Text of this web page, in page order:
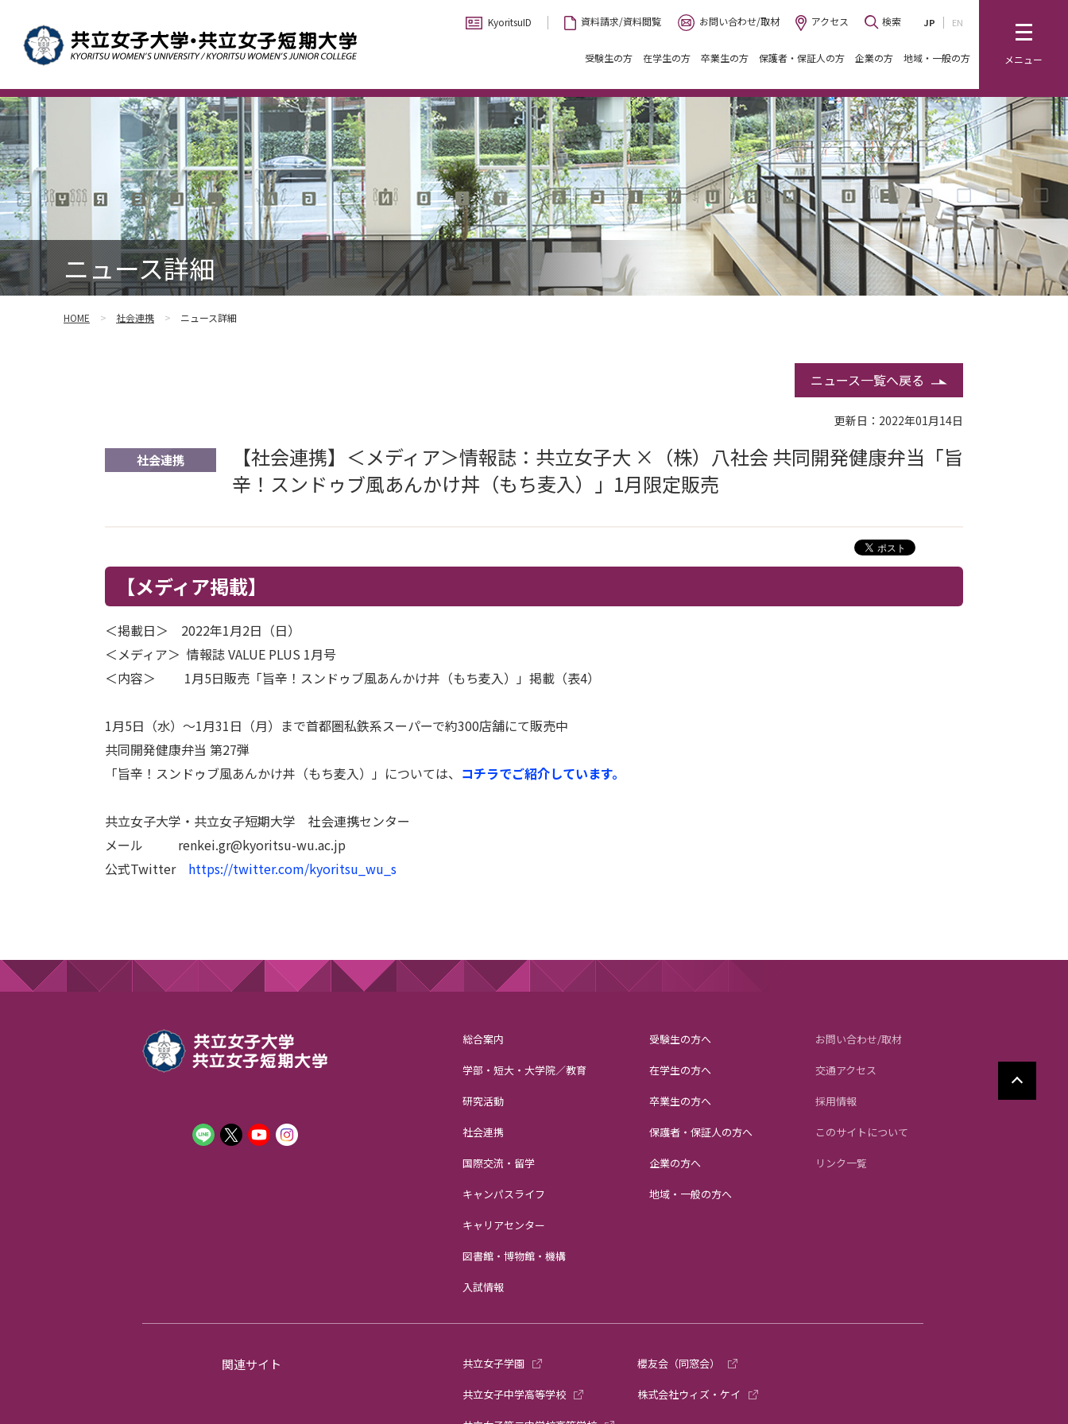
メニュー
検索 JP EN
KyoritsuID 資料請求/資料閲覧 お問い合わせ/取材 アクセス
受験生の方 在学生の方 卒業生の方 保護者・保証人の方 企業の方 地域・一般の方
ニュース詳細
HOME 社会連携 ニュース詳細
ニュース一覧へ戻る
更新日：2022年01月14日
社会連携
【社会連携】＜メディア＞情報誌：共立女子大 ×（株）八社会 共同開発健康弁当「旨
辛！スンドゥブ風あんかけ丼（もち麦入）」1月限定販売
【メディア掲載】
＜掲載日＞ 2022年1月2日（日）
＜メディア＞ 情報誌 VALUE PLUS 1月号
＜内容＞ 1月5日販売「旨辛！スンドゥブ風あんかけ丼（もち麦入）」掲載（表4）
1月5日（水）～1月31日（月）まで首都圏私鉄系スーパーで約300店舗にて販売中
共同開発健康弁当 第27弾
「旨辛！スンドゥブ風あんかけ丼（もち麦入）」については、 コチラでご紹介しています。
共立女子大学・共立女子短期大学 社会連携センター
メール renkei.gr@kyoritsu-wu.ac.jp
公式Twitter https://twitter.com/kyoritsu_wu_s
総合案内
学部・短大・大学院／教育
研究活動
社会連携
国際交流・留学
キャンパスライフ
キャリアセンター
図書館・博物館・機構
入試情報
受験生の方へ
在学生の方へ
卒業生の方へ
保護者・保証人の方へ
企業の方へ
地域・一般の方へ
お問い合わせ/取材
交通アクセス
採用情報
このサイトについて
リンク一覧
関連サイト 共立女子学園
共立女子中学高等学校
櫻友会（同窓会）
株式会社ウィズ・ケイ